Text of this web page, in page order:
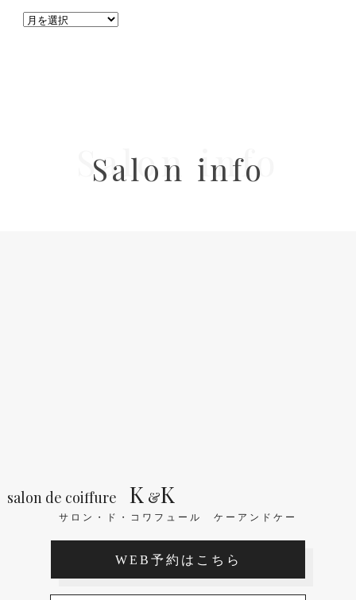
Salon info
Salon info
salon de coiffure K &K
サロン・ド・コワフュール ケーアンドケー
WEB予約はこちら